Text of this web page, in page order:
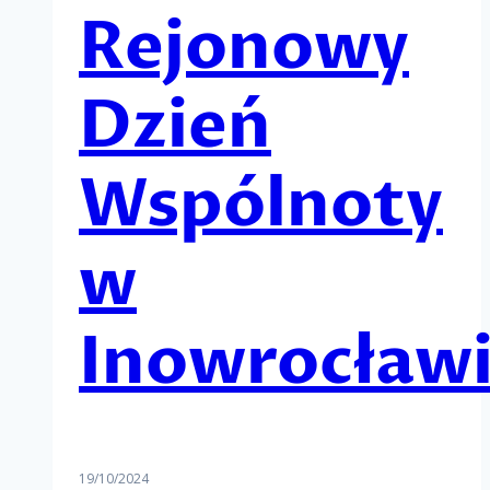
Rejonowy
Dzień
Wspólnoty
w
19/10/2024